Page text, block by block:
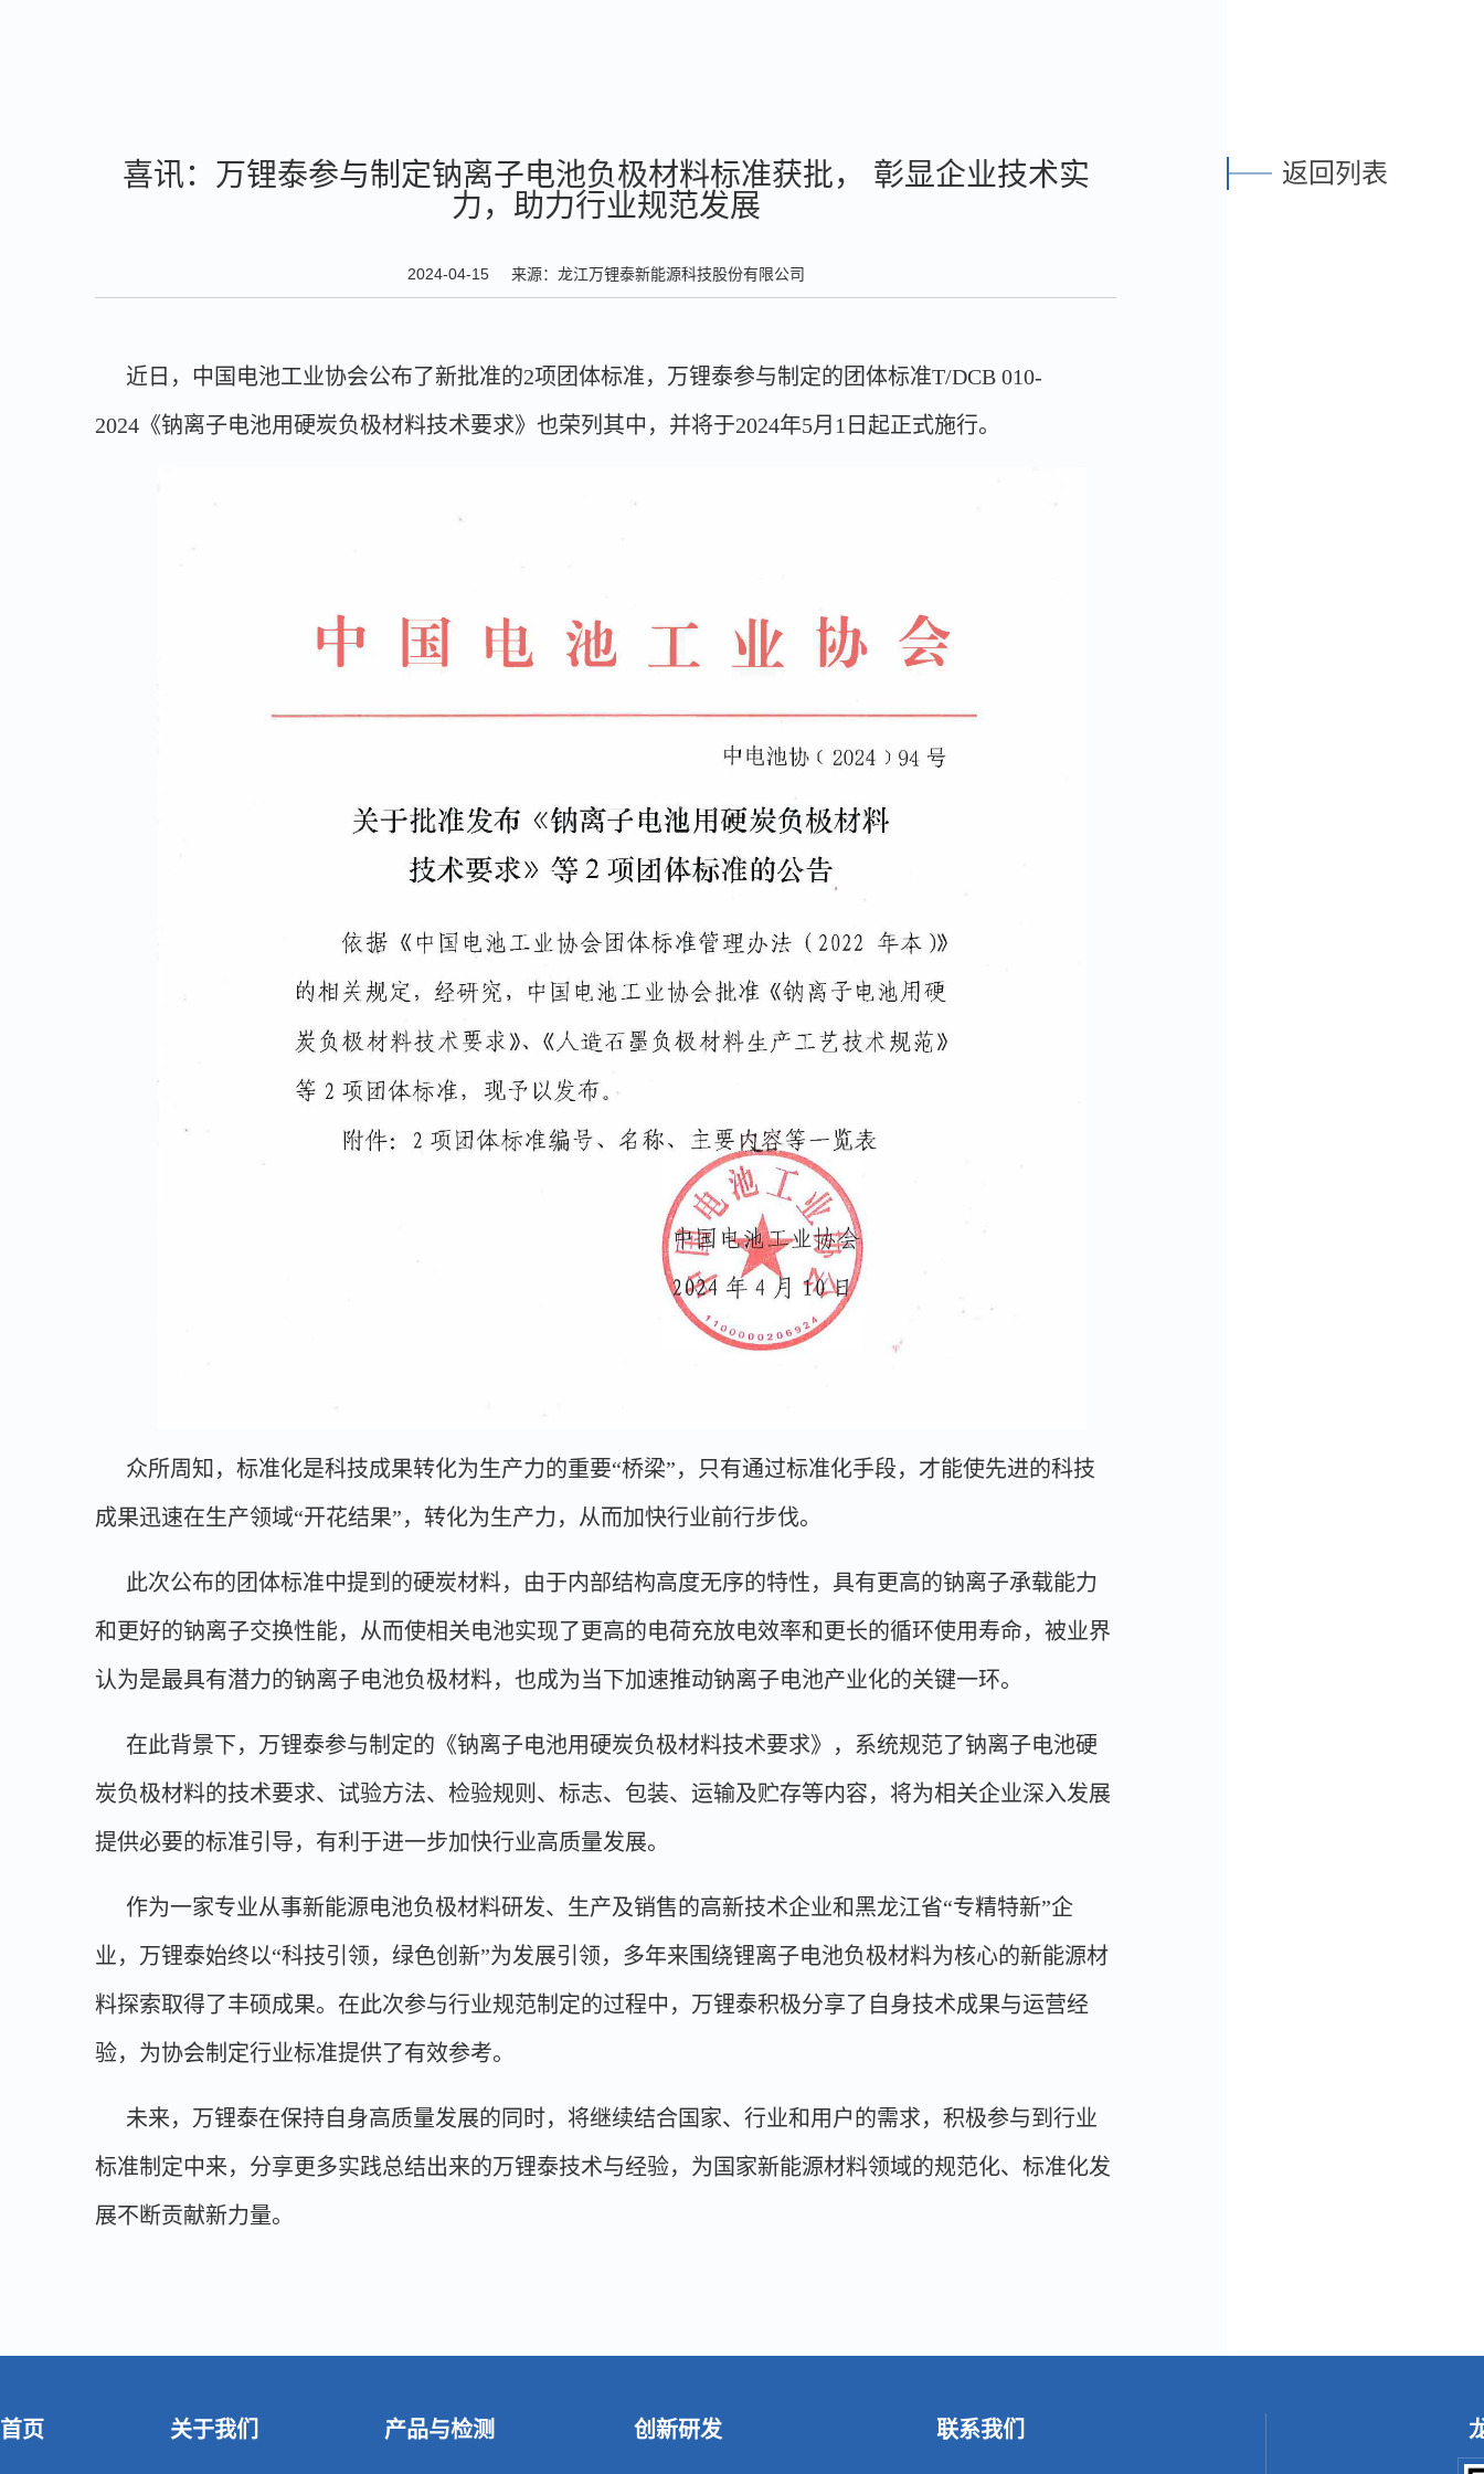
喜讯：万锂泰参与制定钠离子电池负极材料标准获批， 彰显企业技术实
力，助力行业规范发展
2024-04-15 来源：龙江万锂泰新能源科技股份有限公司
近日，中国电池工业协会公布了新批准的2项团体标准，万锂泰参与制定的团体标准T/DCB 010-
2024《钠离子电池用硬炭负极材料技术要求》也荣列其中，并将于2024年5月1日起正式施行。
众所周知，标准化是科技成果转化为生产力的重要“桥梁”，只有通过标准化手段，才能使先进的科技
成果迅速在生产领域“开花结果”，转化为生产力，从而加快行业前行步伐。
此次公布的团体标准中提到的硬炭材料，由于内部结构高度无序的特性，具有更高的钠离子承载能力
和更好的钠离子交换性能，从而使相关电池实现了更高的电荷充放电效率和更长的循环使用寿命，被业界
认为是最具有潜力的钠离子电池负极材料，也成为当下加速推动钠离子电池产业化的关键一环。
在此背景下，万锂泰参与制定的《钠离子电池用硬炭负极材料技术要求》，系统规范了钠离子电池硬
炭负极材料的技术要求、试验方法、检验规则、标志、包装、运输及贮存等内容，将为相关企业深入发展
提供必要的标准引导，有利于进一步加快行业高质量发展。
作为一家专业从事新能源电池负极材料研发、生产及销售的高新技术企业和黑龙江省“专精特新”企
业，万锂泰始终以“科技引领，绿色创新”为发展引领，多年来围绕锂离子电池负极材料为核心的新能源材
料探索取得了丰硕成果。在此次参与行业规范制定的过程中，万锂泰积极分享了自身技术成果与运营经
验，为协会制定行业标准提供了有效参考。
未来，万锂泰在保持自身高质量发展的同时，将继续结合国家、行业和用户的需求，积极参与到行业
标准制定中来，分享更多实践总结出来的万锂泰技术与经验，为国家新能源材料领域的规范化、标准化发
展不断贡献新力量。
返回列表
首页 关于我们 产品与检测 创新研发 联系我们